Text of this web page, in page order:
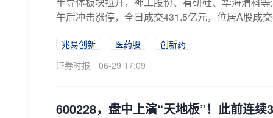
午后冲击涨停，全日成交431.5亿元，位居A股成
兆易创新 医药股
创新药
证券时报
06-29 17:09
600228，盘中上演“天地板”！此前连续